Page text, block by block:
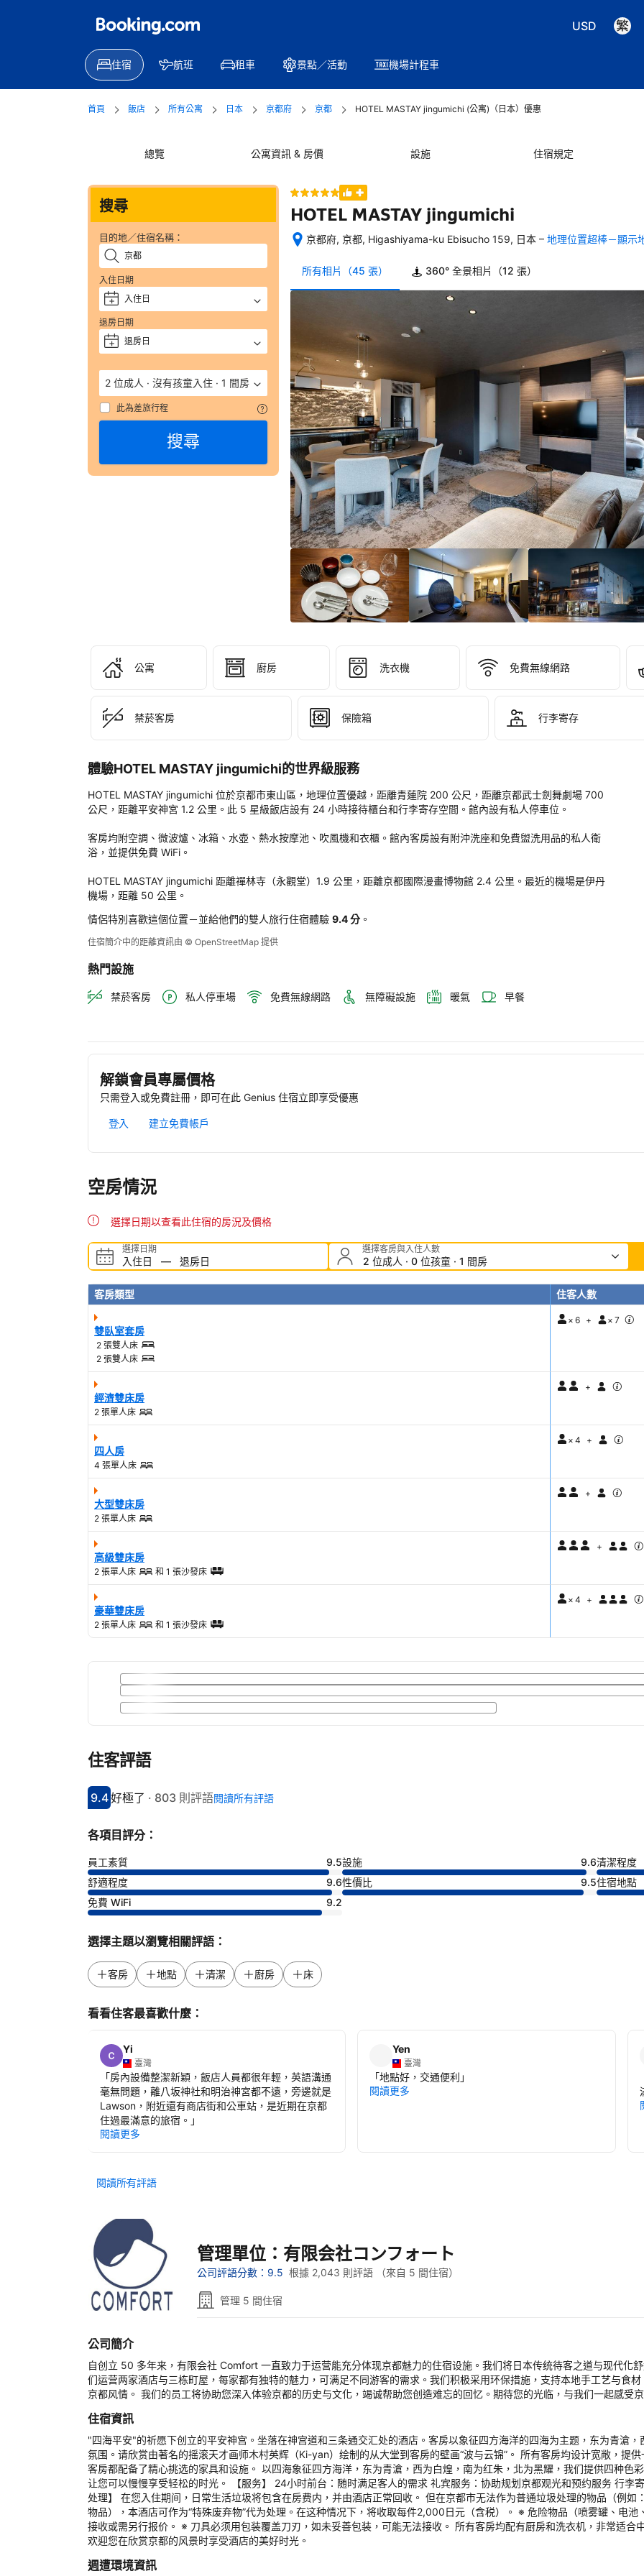
USD
住宿 航班 租車 景點／活動 機場計程車
首頁 飯店 所有公寓 日本 京都府 京都 HOTEL MASTAY jingumichi (公寓)（日本）優惠
總覽 公寓資訊 & 房價 設施 住宿規定
搜尋
目的地／住宿名稱：
入住日期
+ 入住日
退房日期
+ 退房日
2 位成人 · 沒有孩童入住 · 1 間房
此為差旅行程
搜尋
HOTEL MASTAY jingumichi
京都府, 京都, Higashiyama-ku Ebisucho 159, 日本
置
9.4/10！
（分
數
彙
整
自
793
則
評
語）
由
顧
客
於
實
際
入
住
MASTAY
jingumichi
評
定。
– 地理位置超棒－顯示
所有相片（45 張） 360° 全景相片（12 張）
公寓 廚房 洗衣機 免費無線網路
禁菸客房 保險箱 行李寄存
體驗HOTEL MASTAY jingumichi的世界級服務
HOTEL MASTAY jingumichi 位於京都市東山區，地理位置優越，距離青蓮院 200 公尺，距離京都武士劍舞劇場 700
公尺，距離平安神宮 1.2 公里。此 5 星級飯店設有 24 小時接待櫃台和行李寄存空間。館內設有私人停車位。
客房均附空調、微波爐、冰箱、水壺、熱水按摩池、吹風機和衣櫃。館內客房設有附沖洗座和免費盥洗用品的私人衛
浴，並提供免費 WiFi。
HOTEL MASTAY jingumichi 距離禪林寺（永觀堂）1.9 公里，距離京都國際漫畫博物館 2.4 公里。最近的機場是伊丹
機場，距離 50 公里。
情侶特別喜歡這個位置－並給他們的雙人旅行住宿體驗 9.4 分 。
住宿簡介中的距離資訊由 © OpenStreetMap 提供
熱門設施
禁菸客房 私人停車場 免費無線網路 無障礙設施 暖氣 早餐
解鎖會員專屬價格
只需登入或免費註冊，即可在此 Genius 住宿立即享受優惠
登入 建立免費帳戶
空房情況
選擇日期以查看此住宿的房況及價格
選擇日期
入住日 — 退房日
選擇客房與入住人數
2 位成人 · 0 位孩童 · 1 間房
客房類型 住客人數
雙臥室套房
2 張雙人床
2 張雙人床
× 6 + × 7
經濟雙床房
2 張單人床
+
四人房
4 張單人床
× 4 +
大型雙床房
2 張單人床
+
高級雙床房
2 張單人床 和 1 張沙發床
+
豪華雙床房
2 張單人床 和 1 張沙發床
× 4 +
住客評語
分數9.4分
9.4
評比好極了
好極了 · 803 則評語閱讀所有評語
各項目評分：
員工素質 9.5設施 9.6清潔程度
舒適程度
9.6性價比 9.5住宿地點
免費 WiFi
9.2
選擇主題以瀏覽相關評語：
客房 地點 清潔 廚房 床
看看住客最喜歡什麼：
Yi
臺灣
「房內設備整潔新穎，飯店人員都很年輕，英語溝通
毫無問題，離八坂神社和明治神宮都不遠，旁邊就是
Lawson，附近還有商店街和公車站，是近期在京都
住過最滿意的旅宿。 」
閱讀更多
Yen
臺灣
「地點好，交通便利 」
閱讀更多
閱讀所有評語
管理單位：有限会社コンフォート
公司評語分數：9.5 根據 2,043 則評語 （來自 5 間住宿）
管理 5 間住宿
公司簡介
自创立 50 多年来，有限会社 Comfort 一直致力于运营能充分体现京都魅力的住宿设施。我们将日本传统待客之道与现代化
们运营两家酒店与三栋町屋，每家都有独特的魅力，可满足不同游客的需求。我们积极采用环保措施，支持本地手工艺与食
京都风情。 我们的员工将协助您深入体验京都的历史与文化，竭诚帮助您创造难忘的回忆。期待您的光临，与我们一起感受
住宿資訊
"四海平安"的祈愿下创立的平安神宫。坐落在神宫道和三条通交汇处的酒店。客房以象征四方海洋的四海为主题，东为青滄
氛围。请欣赏由著名的摇滚天才画师木村英辉（Ki-yan）绘制的从大堂到客房的壁画“波与云锦”。 所有客房均设计宽敞，提
客房都配备了精心挑选的家具和设施。 以四海象征四方海洋，东为青滄，西为白煌，南为红朱，北为黑耀，我们提供四种色
让您可以慢慢享受轻松的时光。 【服务】 24小时前台：随时满足客人的需求 礼宾服务：协助规划京都观光和预约服务 行李
处理】 在您入住期间，日常生活垃圾将包含在房费内，并由酒店正常回收。 但在京都市无法作为普通垃圾处理的物品（例
物品），本酒店可作为“特殊废弃物”代为处理。在这种情况下，将收取每件2,000日元（含税）。 ※ 危险物品（喷雾罐、电
接收或需另行报价。 ※ 刀具必须用包装覆盖刀刃，如未妥善包装，可能无法接收。 所有客房均配有厨房和洗衣机，非常适合
欢迎您在欣赏京都的风景时享受酒店的美好时光。
週遭環境資訊